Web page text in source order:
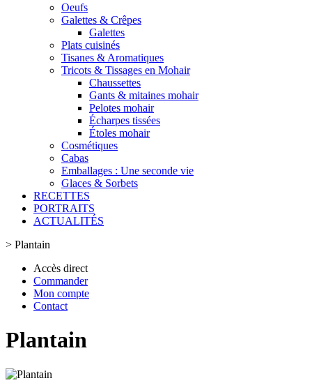
Oeufs
Galettes & Crêpes
Galettes
Plats cuisinés
Tisanes & Aromatiques
Tricots & Tissages en Mohair
Chaussettes
Gants & mitaines mohair
Pelotes mohair
Écharpes tissées
Étoles mohair
Cosmétiques
Cabas
Emballages : Une seconde vie
Glaces & Sorbets
RECETTES
PORTRAITS
ACTUALITÉS
> Plantain
Accès direct
Commander
Mon compte
Contact
Plantain